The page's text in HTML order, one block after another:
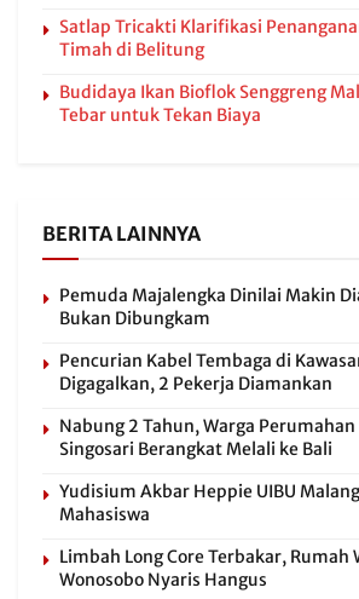
Satlap Tricakti Klarifikasi
Timah di Belitung
Budidaya Ikan Bioflok Senggreng
Tebar untuk Tekan Biaya
BERITA LAINNYA
Pemuda Majalengka Dinilai Makin
Bukan Dibungkam
Pencurian Kabel Tembaga di
Digagalkan, 2 Pekerja Diamankan
Nabung 2 Tahun, Warga
Singosari Berangkat Melali ke Bali
Yudisium Akbar Heppie UIBU
Mahasiswa
Limbah Long Core Terbakar, Rumah
Wonosobo Nyaris Hangus